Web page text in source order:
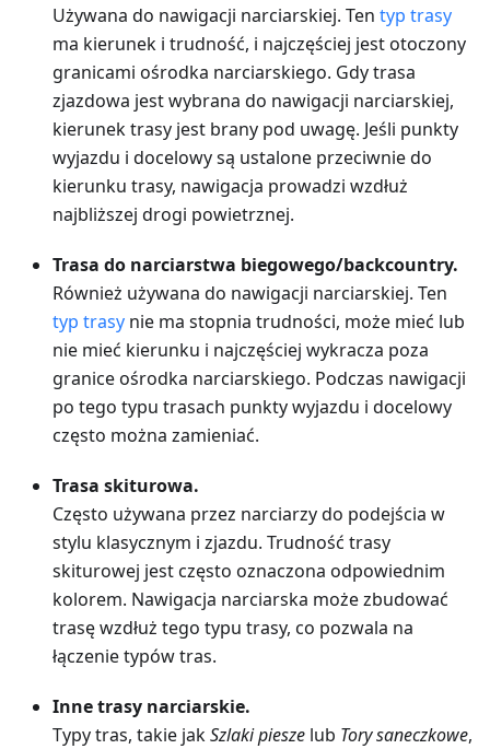
Używana do nawigacji narciarskiej. Ten typ trasy
ma kierunek i trudność, i najczęściej jest otoczony
granicami ośrodka narciarskiego. Gdy trasa
zjazdowa jest wybrana do nawigacji narciarskiej,
kierunek trasy jest brany pod uwagę. Jeśli punkty
wyjazdu i docelowy są ustalone przeciwnie do
kierunku trasy, nawigacja prowadzi wzdłuż
najbliższej drogi powietrznej.
Trasa do narciarstwa biegowego/backcountry.
Również używana do nawigacji narciarskiej. Ten
typ trasy nie ma stopnia trudności, może mieć lub
nie mieć kierunku i najczęściej wykracza poza
granice ośrodka narciarskiego. Podczas nawigacji
po tego typu trasach punkty wyjazdu i docelowy
często można zamieniać.
Trasa skiturowa.
Często używana przez narciarzy do podejścia w
stylu klasycznym i zjazdu. Trudność trasy
skiturowej jest często oznaczona odpowiednim
kolorem. Nawigacja narciarska może zbudować
trasę wzdłuż tego typu trasy, co pozwala na
łączenie typów tras.
Inne trasy narciarskie.
Typy tras, takie jakSzlaki piesze lub Tory saneczkowe,